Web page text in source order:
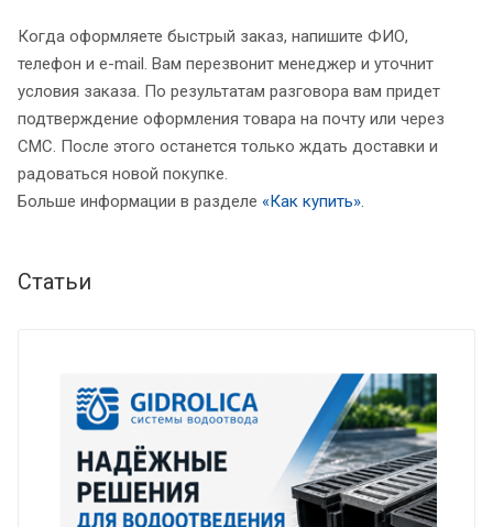
Когда оформляете быстрый заказ, напишите ФИО,
телефон и e-mail. Вам перезвонит менеджер и уточнит
условия заказа. По результатам разговора вам придет
подтверждение оформления товара на почту или через
СМС. После этого останется только ждать доставки и
радоваться новой покупке.
Больше информации в разделе «Как купить».
Статьи